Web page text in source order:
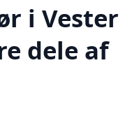
i Vester
dele af